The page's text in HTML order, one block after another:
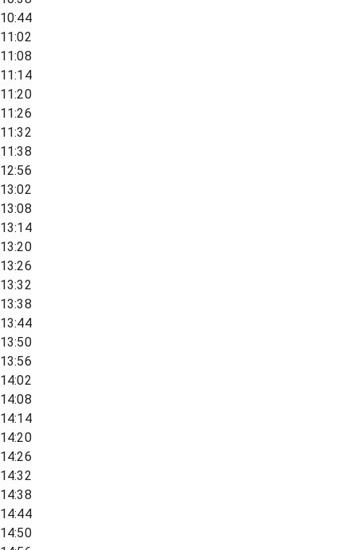
10:44
11:02
11:08
11:14
11:20
11:26
11:32
11:38
12:56
13:02
13:08
13:14
13:20
13:26
13:32
13:38
13:44
13:50
13:56
14:02
14:08
14:14
14:20
14:26
14:32
14:38
14:44
14:50